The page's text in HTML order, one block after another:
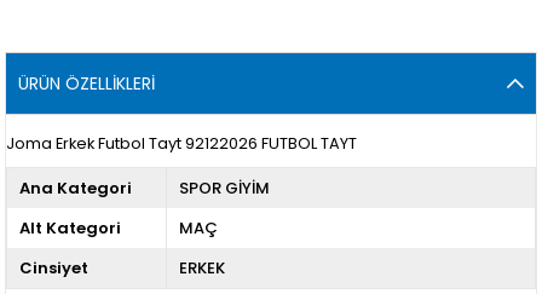
ÜRÜN ÖZELLIKLERI
Joma Erkek Futbol Tayt 92122026 FUTBOL TAYT
Ana Kategori
SPOR GİYİM
Alt Kategori
MAÇ
Cinsiyet
ERKEK